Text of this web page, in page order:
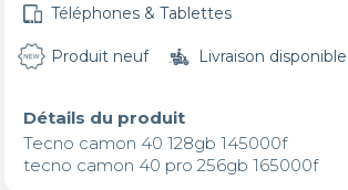
Téléphones & Tablettes
Produit neuf Livraison disponible
Détails du produit
Tecno camon 40 128gb 145000f
tecno camon 40 pro 256gb 165000f